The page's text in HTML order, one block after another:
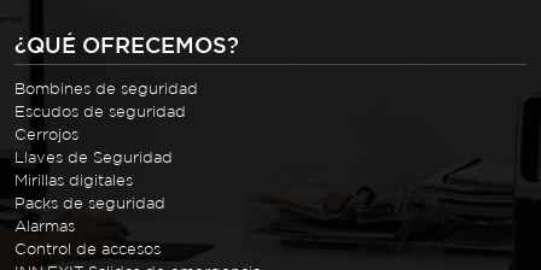
¿QUÉ OFRECEMOS?
Bombines de seguridad
Escudos de seguridad
Cerrojos
Llaves de Seguridad
Mirillas digitales
Packs de seguridad
Alarmas
Control de accesos